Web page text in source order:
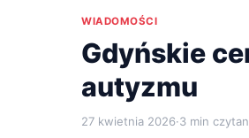
WIADOMOŚCI
Gdyńskie
autyzmu
27 kwietnia 2026·3 min